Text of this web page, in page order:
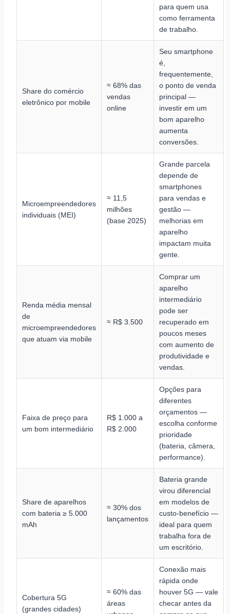
para quem usa
como ferramenta
de trabalho.
Share do comércio
eletrônico por mobile
≈ 68% das
vendas
online
Seu smartphone
é,
frequentemente,
o ponto de venda
principal —
investir em um
bom aparelho
aumenta
conversões.
Microempreendedores
individuais (MEI)
≈ 11,5
milhões
(base 2025)
Grande parcela
depende de
smartphones
para vendas e
gestão —
melhorias em
aparelho
impactam muita
gente.
Renda média mensal
de
microempreendedores
que atuam via mobile
≈ R$ 3.500
Comprar um
aparelho
intermediário
pode ser
recuperado em
poucos meses
com aumento de
produtividade e
vendas.
Faixa de preço para
um bom intermediário
R$ 1.000 a
R$ 2.000
Opções para
diferentes
orçamentos —
escolha conforme
prioridade
(bateria, câmera,
performance).
Share de aparelhos
com bateria ≥ 5.000
mAh
≈ 30% dos
lançamentos
Bateria grande
virou diferencial
em modelos de
custo-benefício —
ideal para quem
trabalha fora de
um escritório.
Cobertura 5G
(grandes cidades)
≈ 60% das
áreas
Conexão mais
rápida onde
houver 5G — vale
checar antes da